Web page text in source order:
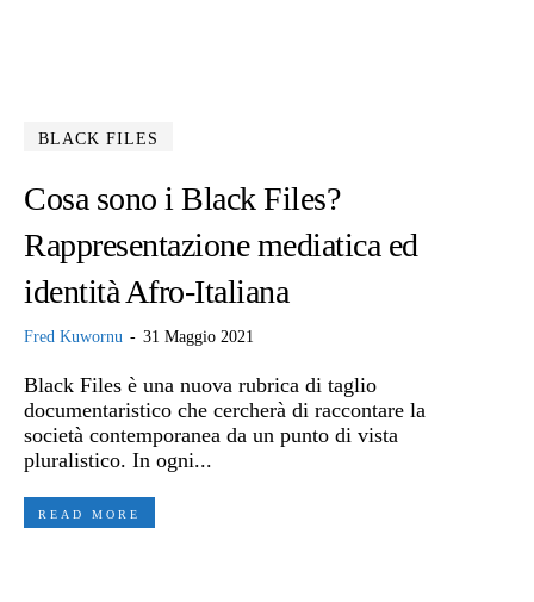
BLACK FILES
Cosa sono i Black Files?
Rappresentazione mediatica ed
identità Afro-Italiana
Fred Kuwornu - 31 Maggio 2021
Black Files è una nuova rubrica di taglio
documentaristico che cercherà di raccontare la
società contemporanea da un punto di vista
pluralistico. In ogni...
READ MORE